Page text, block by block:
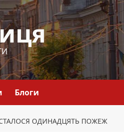
Блоги
ОДИНАДЦЯТЬ ПОЖЕЖ